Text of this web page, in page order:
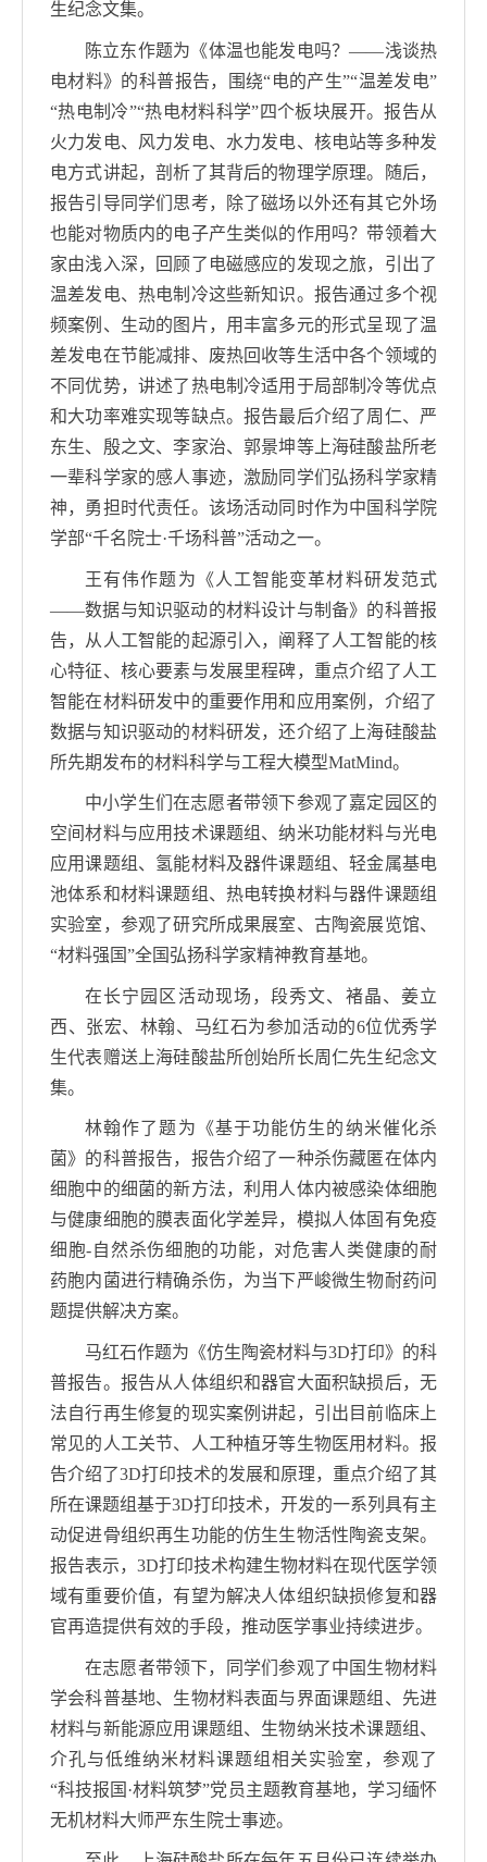
生纪念文集。
陈立东作题为《体温也能发电吗？——浅谈热
电材料》的科普报告，围绕“电的产生”“温差发电”
“热电制冷”“热电材料科学”四个板块展开。报告从
火力发电、风力发电、水力发电、核电站等多种发
电方式讲起，剖析了其背后的物理学原理。随后，
报告引导同学们思考，除了磁场以外还有其它外场
也能对物质内的电子产生类似的作用吗？带领着大
家由浅入深，回顾了电磁感应的发现之旅，引出了
温差发电、热电制冷这些新知识。报告通过多个视
频案例、生动的图片，用丰富多元的形式呈现了温
差发电在节能减排、废热回收等生活中各个领域的
不同优势，讲述了热电制冷适用于局部制冷等优点
和大功率难实现等缺点。报告最后介绍了周仁、严
东生、殷之文、李家治、郭景坤等上海硅酸盐所老
一辈科学家的感人事迹，激励同学们弘扬科学家精
神，勇担时代责任。该场活动同时作为中国科学院
学部“千名院士·千场科普”活动之一。
王有伟作题为《人工智能变革材料研发范式
——数据与知识驱动的材料设计与制备》的科普报
告，从人工智能的起源引入，阐释了人工智能的核
心特征、核心要素与发展里程碑，重点介绍了人工
智能在材料研发中的重要作用和应用案例，介绍了
数据与知识驱动的材料研发，还介绍了上海硅酸盐
所先期发布的材料科学与工程大模型MatMind。
中小学生们在志愿者带领下参观了嘉定园区的
空间材料与应用技术课题组、纳米功能材料与光电
应用课题组、氢能材料及器件课题组、轻金属基电
池体系和材料课题组、热电转换材料与器件课题组
实验室，参观了研究所成果展室、古陶瓷展览馆、
“材料强国”全国弘扬科学家精神教育基地。
在长宁园区活动现场，段秀文、褚晶、姜立
西、张宏、林翰、马红石为参加活动的6位优秀学
生代表赠送上海硅酸盐所创始所长周仁先生纪念文
集。
林翰作了题为《基于功能仿生的纳米催化杀
菌》的科普报告，报告介绍了一种杀伤藏匿在体内
细胞中的细菌的新方法，利用人体内被感染体细胞
与健康细胞的膜表面化学差异，模拟人体固有免疫
细胞-自然杀伤细胞的功能，对危害人类健康的耐
药胞内菌进行精确杀伤，为当下严峻微生物耐药问
题提供解决方案。
马红石作题为《仿生陶瓷材料与3D打印》的科
普报告。报告从人体组织和器官大面积缺损后，无
法自行再生修复的现实案例讲起，引出目前临床上
常见的人工关节、人工种植牙等生物医用材料。报
告介绍了3D打印技术的发展和原理，重点介绍了其
所在课题组基于3D打印技术，开发的一系列具有主
动促进骨组织再生功能的仿生生物活性陶瓷支架。
报告表示， 3D打印技术构建生物材料在现代医学领
域有重要价值，有望为解决人体组织缺损修复和器
官再造提供有效的手段，推动医学事业持续进步。
在志愿者带领下，同学们参观了中国生物材料
学会科普基地、生物材料表面与界面课题组、先进
材料与新能源应用课题组、生物纳米技术课题组、
介孔与低维纳米材料课题组相关实验室，参观了
“科技报国 ·材料筑梦”党员主题教育基地，学习缅怀
无机材料大师严东生院士事迹。